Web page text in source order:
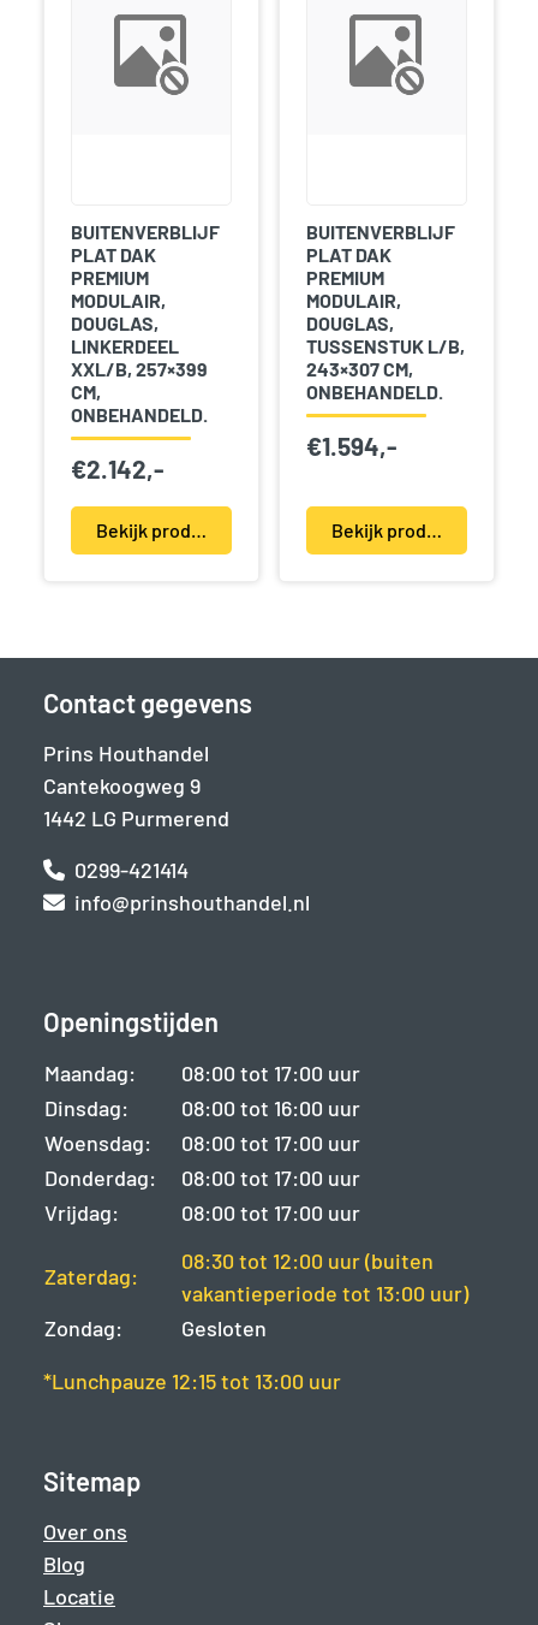
BUITENVERBLIJF
PLAT DAK
PREMIUM
MODULAIR,
DOUGLAS,
LINKERDEEL
XXL/B, 257×399
CM,
ONBEHANDELD.
€2.142,-
Bekijk product(en)
BUITENVERBLIJF
PLAT DAK
PREMIUM
MODULAIR,
DOUGLAS,
TUSSENSTUK L/B,
243×307 CM,
ONBEHANDELD.
€1.594,-
Bekijk product(en)
Contact gegevens
Prins Houthandel
Cantekoogweg 9
1442 LG Purmerend
0299-421414
info@prinshouthandel.nl
Openingstijden
Maandag:
08:00 tot 17:00 uur
Dinsdag:
08:00 tot 16:00 uur
Woensdag:
08:00 tot 17:00 uur
Donderdag:
08:00 tot 17:00 uur
Vrijdag:
08:00 tot 17:00 uur
Zaterdag:
08:30 tot 12:00 uur (buiten
vakantieperiode tot 13:00 uur)
Zondag:
Gesloten
*Lunchpauze 12:15 tot 13:00 uur
Sitemap
Over ons
Blog
Locatie